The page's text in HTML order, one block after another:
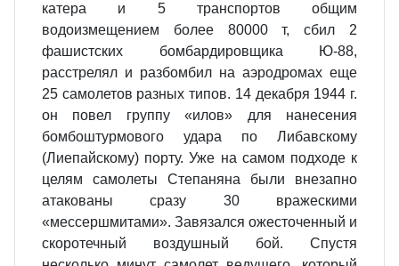
катера и 5 транспортов общим
водоизмещением более 80000 т, сбил 2
фашистских бомбардировщика Ю-88,
расстрелял и разбомбил на аэродромах еще
25 самолетов разных типов. 14 декабря 1944 г.
он повел группу «илов» для нанесения
бомбоштурмового удара по Либавскому
(Лиепайскому) порту. Уже на самом подходе к
целям самолеты Степаняна были внезапно
атакованы сразу 30 вражескими
«мессершмитами». Завязался ожесточенный и
скоротечный воздушный бой. Спустя